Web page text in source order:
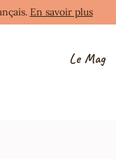
En savoir plus
Le Mag